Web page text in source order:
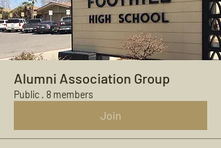
Alumni Association Group
Public · 8 members
Join